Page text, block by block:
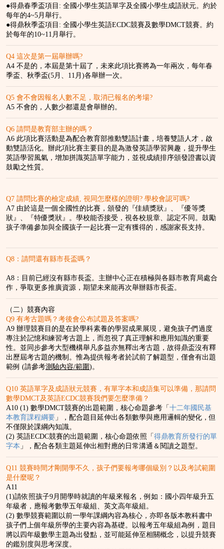
●得鼎春季盃項目: 全國小學生英語單字及全國小學生成語狀元。約於
每年的4~5月舉行。
●得鼎秋季盃項目: 全國小學生英語ECDC競賽及數學DMCT競賽。約
於每年的10~11月舉行。
Q4 這次是第一屆舉辦嗎?
A4 不是的，本屆是第十屆了，未來此項比賽將為一年兩次，每年春
季盃、秋季盃(5月、11月)各舉辦一次。
Q5 會不會因報名人數不足，取消已報名的考場?
A5 不會的，人數少都還是會舉辦的。
Q6 請問是教育部主辦的嗎？
A6 此項比賽活動是為配合教育部推動雙語計畫，培養雙語人才，啟
動雙語活化。辦此項比賽主要目的是為激發英語學習興趣，提升學生
英語學習風氣，增加拼識英語單字能力，並視成績排序頒發證書以資
鼓勵之性質。
Q7 請問比賽的檢定成績, 視同怎麼樣的證明? 學校會認可嗎?
A7 由於這是一個全國性的比賽，頒發的『佳績獎狀』、『優等獎
狀』、『特優獎狀』。學校能否接受，視各校規章、認定不同。鼓勵
孩子準備參加與全國孩子一起比賽一定有獲得的，感謝家長支持。
Q8：請問還有縣市長盃嗎？
A8：目前已經沒有縣市長盃。主辦中心正在積極與各縣市教育局處合
作，爭取更多推廣資源，期望未來能再次舉辦縣市長盃。
（二）競賽內容
Q9 有考古題嗎？考後會公布試題及答案嗎?
A9 辦理競賽目的是在於學科素養的學習成果展現，避免孩子們過度
專注於記憶和練習考古題上，而忽視了真正理解和應用知識的重要
性。並同步參考大型機構舉凡多益亦無釋出考古題，故得鼎盃沒有釋
出歷屆考古題的機制。惟為提供報考者於試前了解題型，僅會有出題
範例 (請參考測驗內容/範圍)。
Q10 英語單字及成語狀元競賽，有單字本和成語集可以準備，那請問
數學DMCT及英語ECDC競賽我們要怎麼準備？
A10 (1) 數學DMCT競賽的出題範圍，核心命題參考「 十二年國民基
本教育課程綱要 」，配合題目延伸出各類數學與應用邏輯的變化，但
不僅限於課綱內知識。
(2) 英語ECDC競賽的出題範圍，核心命題依照「 得鼎教育所發行的單
字本 」，配合各類主題延伸出相對應的日常溝通＆閱讀之題型。
Q11 競賽時間才剛開學不久，孩子們要報考哪個級別？以及考試範圍
是什麼呢？
A11
(1)請依照孩子9月開學時就讀的年級來報名，例如：國小四年級升五
年級者，應報考數學五年級組、英文高年級組。
(2) 數學競賽範圍以前一學年課綱內容為核心，亦即各版本教科書中
孩子們上個年級所學的主要內容為基礎。以報考五年級組為例，題目
將以四年級數學主題為出發點，並可能延伸至相關概念，以提升競賽
的鑑別度與思考深度。